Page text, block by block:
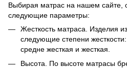
Выбирая матрас на нашем сайте,
следующие параметры:
Жесткость матраса. Изделия
следующие степени
средне жесткая и жесткая.
Высота. По высоте матрасы